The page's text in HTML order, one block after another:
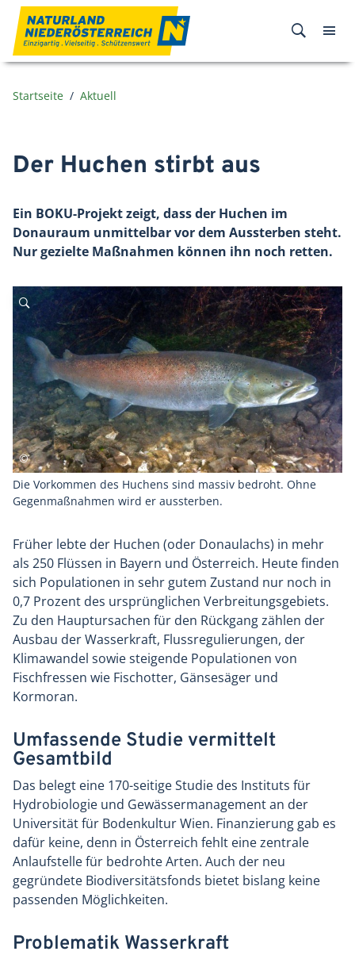
Zum Inhalt
Startseite Aktuell
Der Huchen stirbt aus
Ein BOKU-Projekt zeigt, dass der Huchen im
Donauraum unmittelbar vor dem Aussterben steht.
Nur gezielte Maßnahmen können ihn noch retten.
Die Vorkommen des Huchens sind massiv bedroht. Ohne
Gegenmaßnahmen wird er aussterben.
Früher lebte der Huchen (oder Donaulachs) in mehr
als 250 Flüssen in Bayern und Österreich. Heute finden
sich Populationen in sehr gutem Zustand nur noch in
0,7 Prozent des ursprünglichen Verbreitungsgebiets.
Zu den Hauptursachen für den Rückgang zählen der
Ausbau der Wasserkraft, Flussregulierungen, der
Klimawandel sowie steigende Populationen von
Fischfressen wie Fischotter, Gänsesäger und
Kormoran.
Umfassende Studie vermittelt
Gesamtbild
Das belegt eine 170-seitige Studie des Instituts für
Hydrobiologie und Gewässermanagement an der
Universität für Bodenkultur Wien. Finanzierung gab es
dafür keine, denn in Österreich fehlt eine zentrale
Anlaufstelle für bedrohte Arten. Auch der neu
gegründete Biodiversitätsfonds bietet bislang keine
passenden Möglichkeiten.
Problematik Wasserkraft